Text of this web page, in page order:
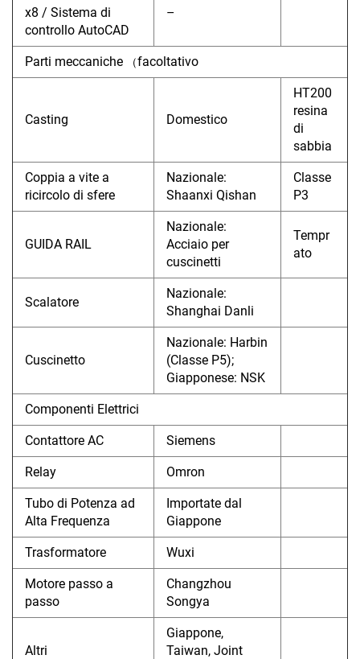
x8 / Sistema di
controllo AutoCAD
–
Parti meccaniche （facoltativo
Casting Domestico
HT200
resina
di
sabbia
Coppia a vite a
ricircolo di sfere
Nazionale:
Shaanxi Qishan
Classe
P3
GUIDA RAIL
Nazionale:
Acciaio per
cuscinetti
Tempr
ato
Scalatore
Nazionale:
Shanghai Danli
Cuscinetto
Nazionale: Harbin
(Classe P5);
Giapponese: NSK
Componenti Elettrici
Contattore AC Siemens
Relay Omron
Tubo di Potenza ad
Alta Frequenza
Importate dal
Giappone
Trasformatore Wuxi
Motore passo a
passo
Changzhou
Songya
Altri
Giappone,
Taiwan, Joint